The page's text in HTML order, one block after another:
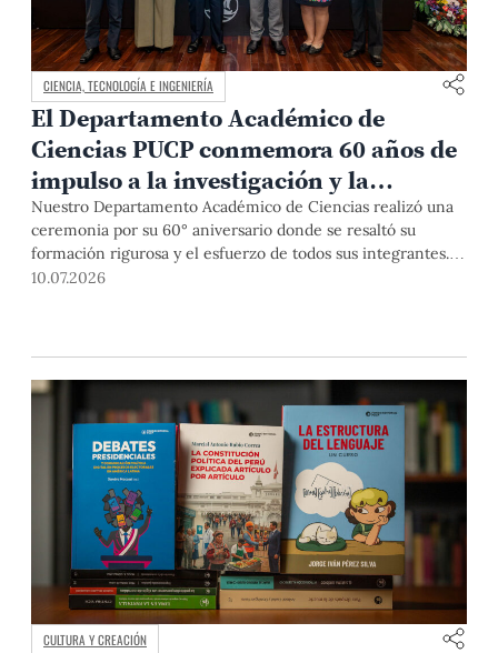
CIENCIA, TECNOLOGÍA E INGENIERÍA
El Departamento Académico de
Ciencias PUCP conmemora 60 años de
impulso a la investigación y la
formación científica
Nuestro Departamento Académico de Ciencias realizó una
ceremonia por su 60° aniversario donde se resaltó su
formación rigurosa y el esfuerzo de todos sus integrantes.
Desde su fundación, con 4 docentes, a tener, hasta el
10.07.2026
CULTURA Y CREACIÓN